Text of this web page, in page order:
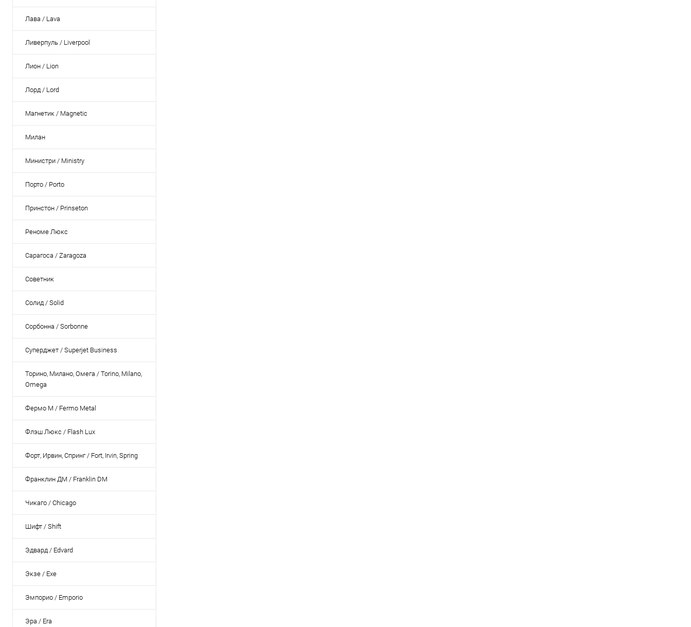
Лава / Lava
Ливерпуль / Liverpool
Лион / Lion
Лорд / Lord
Магнетик / Magnetic
Милан
Министри / Ministry
Порто / Porto
Принстон / Prinseton
Реноме Люкс
Сарагоса / Zaragoza
Советник
Солид / Solid
Сорбонна / Sorbonne
Суперджет / Superjet Business
Торино, Милано, Омега / Torino, Milano,
Omega
Фермо М / Fermo Metal
Флэш Люкс / Flash Lux
Форт, Ирвин, Спринг / Fort, Irvin, Spring
Франклин ДМ / Franklin DM
Чикаго / Chicago
Шифт / Shift
Эдвард / Edvard
Экзе / Exe
Эмпорио / Emporio
Эра / Era